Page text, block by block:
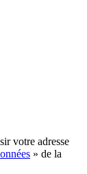
votre adresse
» de la